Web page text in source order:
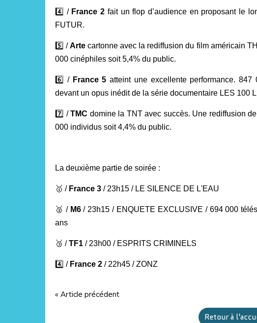
4️⃣ / France 2 fait un flop d’audience en proposant le
FUTUR.
5️⃣/Artecartonne avec la rediffusion du film américain
000 cinéphiles soit 5,4% du public.
6️⃣ / France 5 atteint une excellente performance.
devant un opus inédit de la série documentaire LES 100
7️⃣ /TMC domine la TNT avec succès. Une rediffusion
000 individus soit 4,4% du public.
La deuxième partie de soirée :
🥇 / France 3 / 23h15 / LE SILENCE DE L'EAU
🥈 / M6/ 23h15 / ENQUETE EXCLUSIVE / 694 000
ans
🥉 /TF1 / 23h00 / ESPRITS CRIMINELS
4️⃣ / France 2 / 22h45 / ZONZ
« Article précédent
Retour à